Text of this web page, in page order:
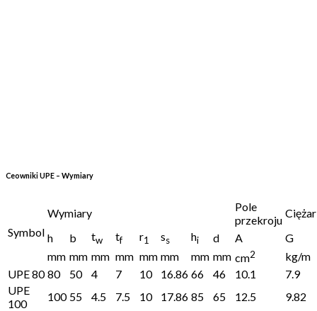
Ceowniki UPE – Wymiary
Symbol
Wymiary
Pole
przekroju
Ciężar
h
b tw tf r1 ss hi d A
G
mm mm mm mm mm mm mm mm cm2
kg/m
UPE 80 80 50 4 7 10 16.86 66 46 10.1
7.9
UPE
100
100 55 4.5 7.5 10 17.86 85 65 12.5
9.82